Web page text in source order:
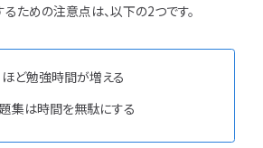
ための注意点は、以下の2つです。
ど勉強時間が増える
集は時間を無駄にする